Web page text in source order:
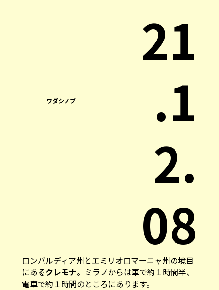
ワダシノブ
21
.1
2.
08
ロンバルディア州とエミリオロマーニャ州の境目
にあるクレモナ。ミラノからは車で約１時間半、
電車で約１時間のところにあります。